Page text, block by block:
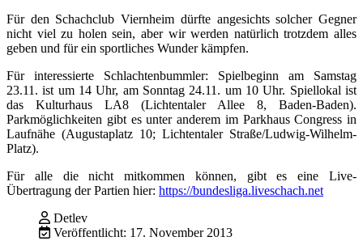
Für den Schachclub Viernheim dürfte angesichts solcher Gegner
nicht viel zu holen sein, aber wir werden natürlich trotzdem alles
geben und für ein sportliches Wunder kämpfen.
Für interessierte Schlachtenbummler: Spielbeginn am Samstag
23.11. ist um 14 Uhr, am Sonntag 24.11. um 10 Uhr. Spiellokal ist
das Kulturhaus LA8 (Lichtentaler Allee 8, Baden-Baden).
Parkmöglichkeiten gibt es unter anderem im Parkhaus Congress in
Laufnähe (Augustaplatz 10; Lichtentaler Straße/Ludwig-Wilhelm-
Platz).
Für alle die nicht mitkommen können, gibt es eine Live-
Übertragung der Partien hier: https://bundesliga.liveschach.net
Detlev
Veröffentlicht: 17. November 2013